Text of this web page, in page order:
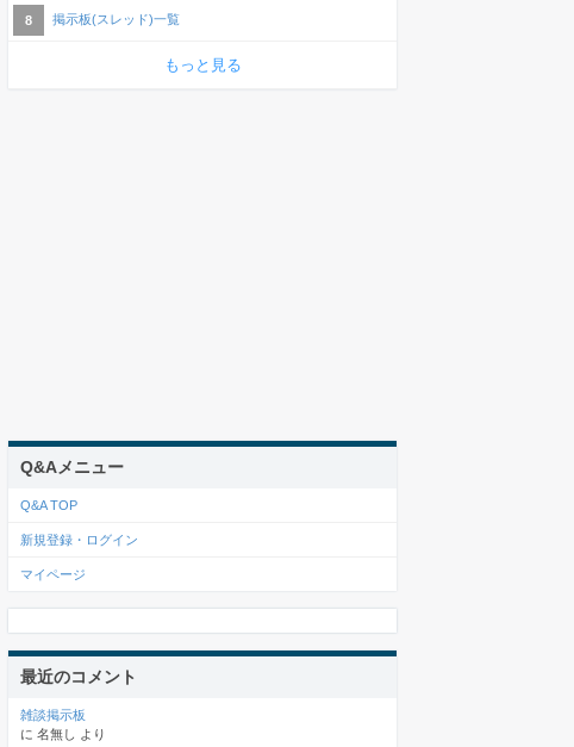
掲示板(スレッド)一覧
もっと見る
Q&Aメニュー
Q&A TOP
新規登録・ログイン
マイページ
最近のコメント
雑談掲示板
に 名無し より